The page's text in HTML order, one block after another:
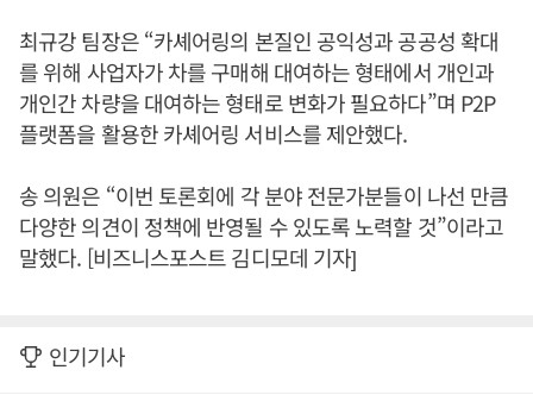
최규강 팀장은 “카셰어링의 본질인 공익성과 공공성 확대
를 위해 사업자가 차를 구매해 대여하는 형태에서 개인과
개인간 차량을 대여하는 형태로 변화가 필요하다”며 P2P
플랫폼을 활용한 카셰어링 서비스를 제안했다.
송 의원은 “이번 토론회에 각 분야 전문가분들이 나선 만큼
다양한 의견이 정책에 반영될 수 있도록 노력할 것”이라고
말했다. [비즈니스포스트 김디모데 기자]
인기기사